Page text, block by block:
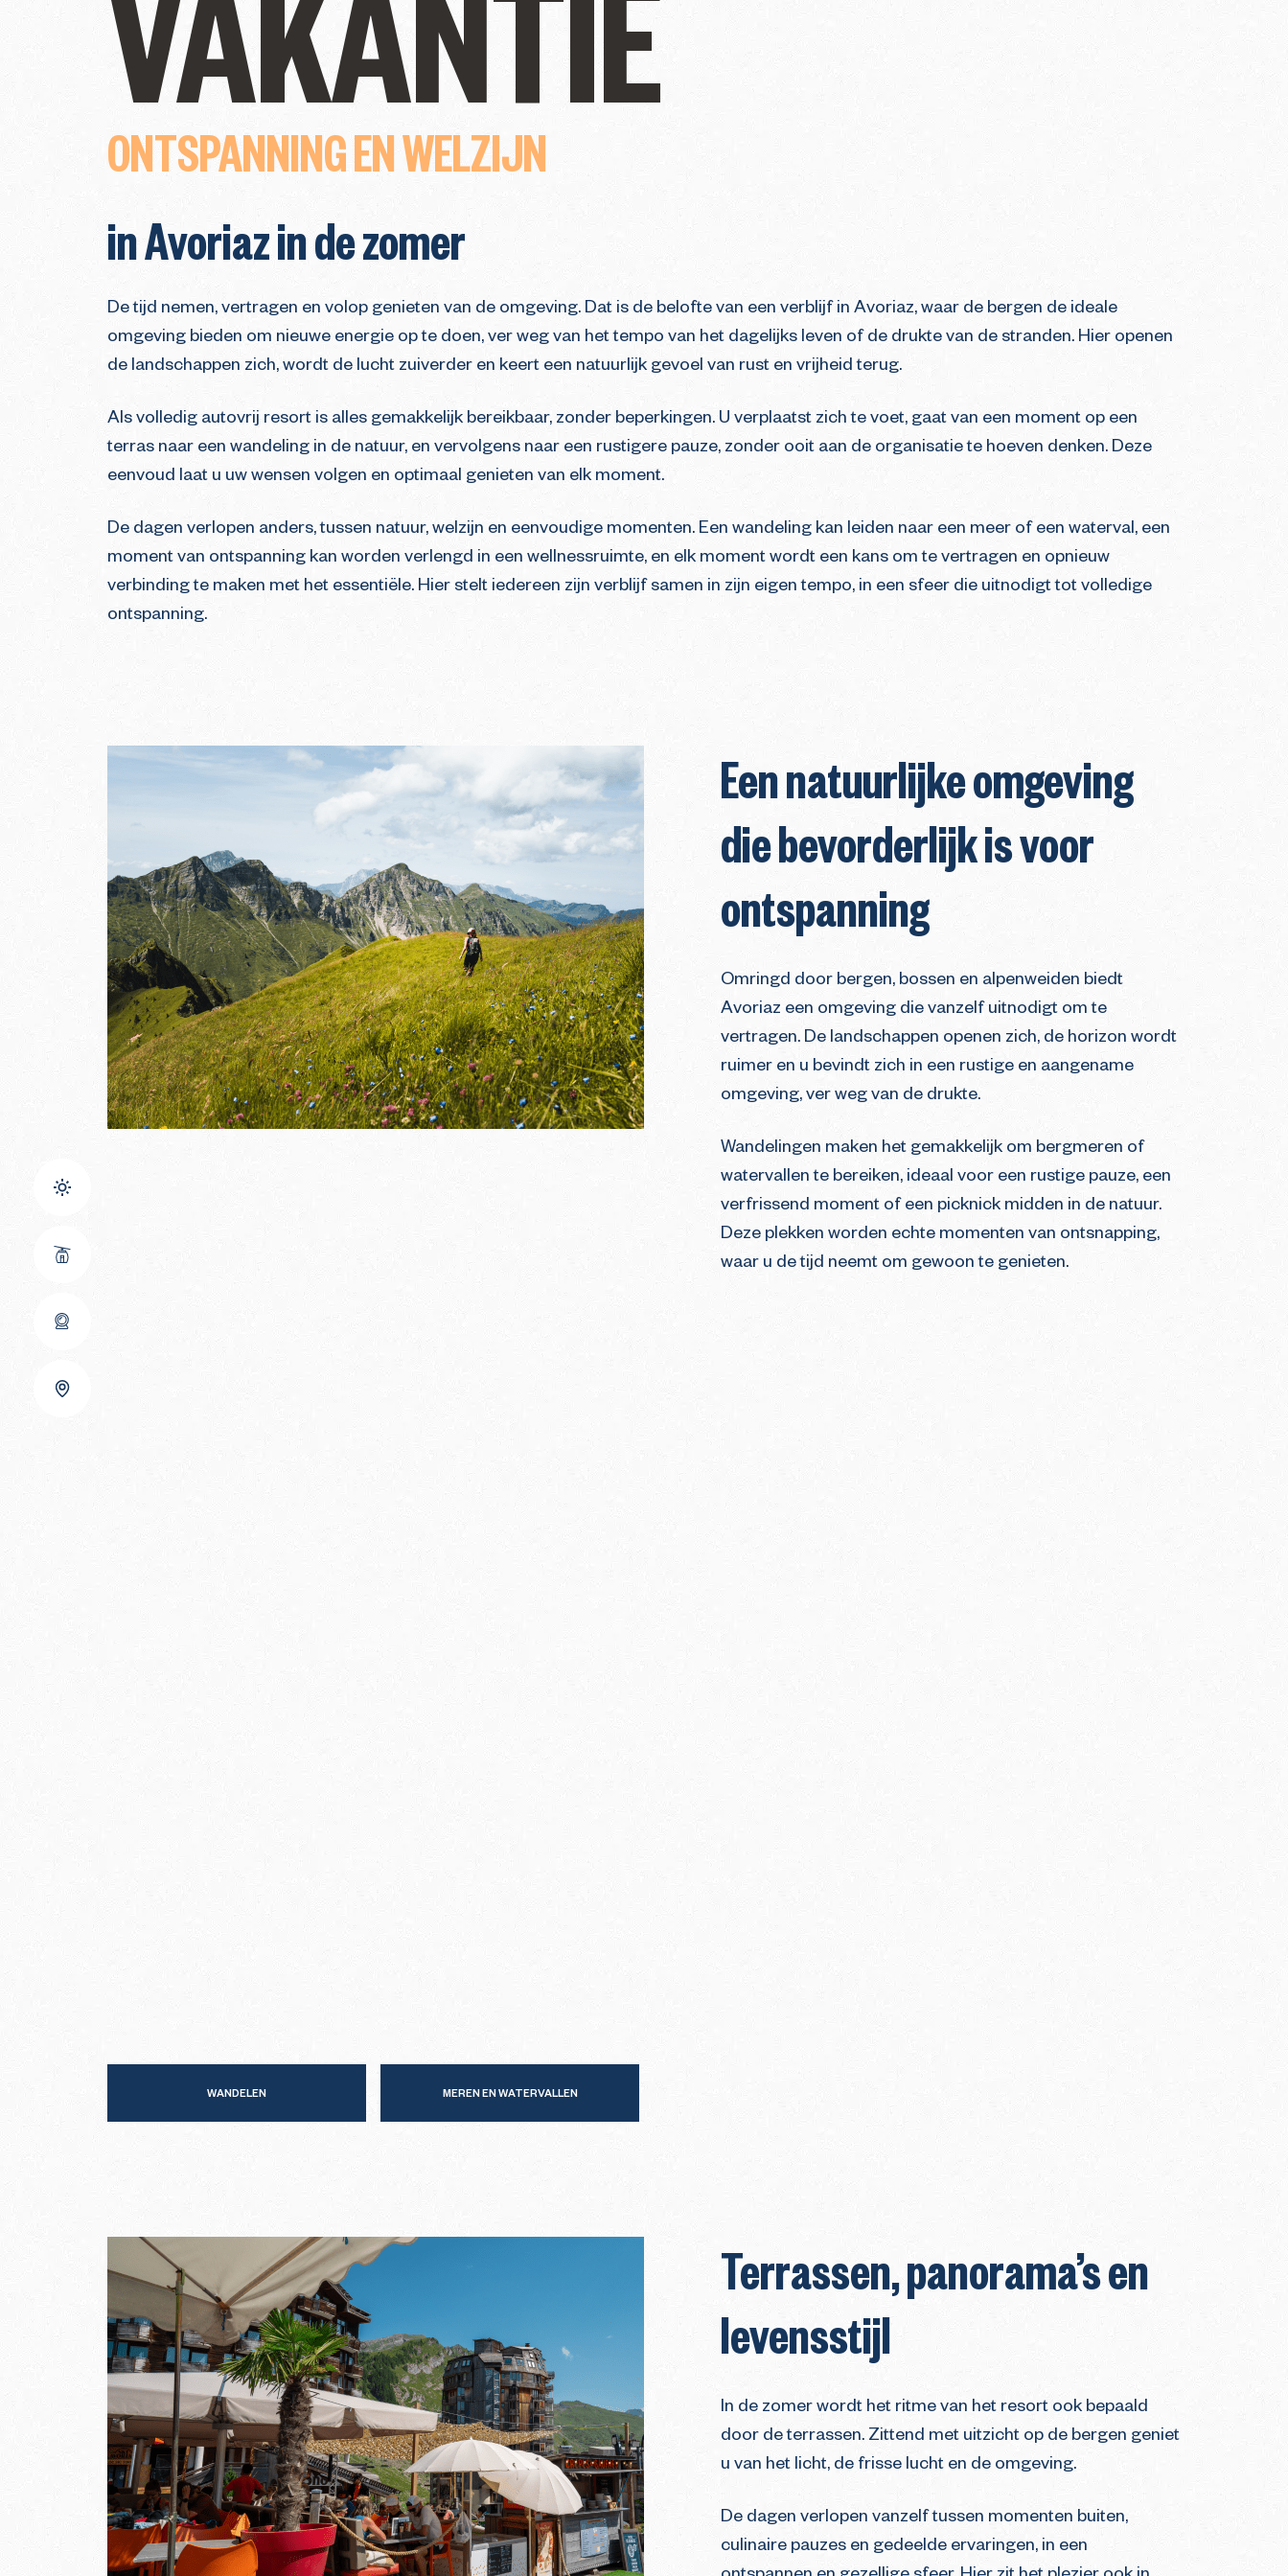
ONTSPANNING EN WELZIJN
in Avoriaz in de zomer
De tijd nemen, vertragen en volop genieten van de omgeving. Dat is de belofte van een verblijf in Avoriaz, waar de bergen de ideale
omgeving bieden om nieuwe energie op te doen, ver weg van het tempo van het dagelijks leven of de drukte van de stranden. Hier openen
de landschappen zich, wordt de lucht zuiverder en keert een natuurlijk gevoel van rust en vrijheid terug.
Als volledig autovrij resort is alles gemakkelijk bereikbaar, zonder beperkingen. U verplaatst zich te voet, gaat van een moment op een
terras naar een wandeling in de natuur, en vervolgens naar een rustigere pauze, zonder ooit aan de organisatie te hoeven denken. Deze
eenvoud laat u uw wensen volgen en optimaal genieten van elk moment.
De dagen verlopen anders, tussen natuur, welzijn en eenvoudige momenten. Een wandeling kan leiden naar een meer of een waterval, een
moment van ontspanning kan worden verlengd in een wellnessruimte, en elk moment wordt een kans om te vertragen en opnieuw
verbinding te maken met het essentiële. Hier stelt iedereen zijn verblijf samen in zijn eigen tempo, in een sfeer die uitnodigt tot volledige
ontspanning.
Een natuurlijke omgeving
die bevorderlijk is voor
ontspanning
Omringd door bergen, bossen en alpenweiden biedt
Avoriaz een omgeving die vanzelf uitnodigt om te
vertragen. De landschappen openen zich, de horizon wordt
ruimer en u bevindt zich in een rustige en aangename
omgeving, ver weg van de drukte.
Wandelingen maken het gemakkelijk om bergmeren of
watervallen te bereiken, ideaal voor een rustige pauze, een
verfrissend moment of een picknick midden in de natuur.
Deze plekken worden echte momenten van ontsnapping,
waar u de tijd neemt om gewoon te genieten.
WANDELEN MEREN EN WATERVALLEN
Terrassen, panorama’s en
levensstijl
In de zomer wordt het ritme van het resort ook bepaald
door de terrassen. Zittend met uitzicht op de bergen geniet
u van het licht, de frisse lucht en de omgeving.
De dagen verlopen vanzelf tussen momenten buiten,
culinaire pauzes en gedeelde ervaringen, in een